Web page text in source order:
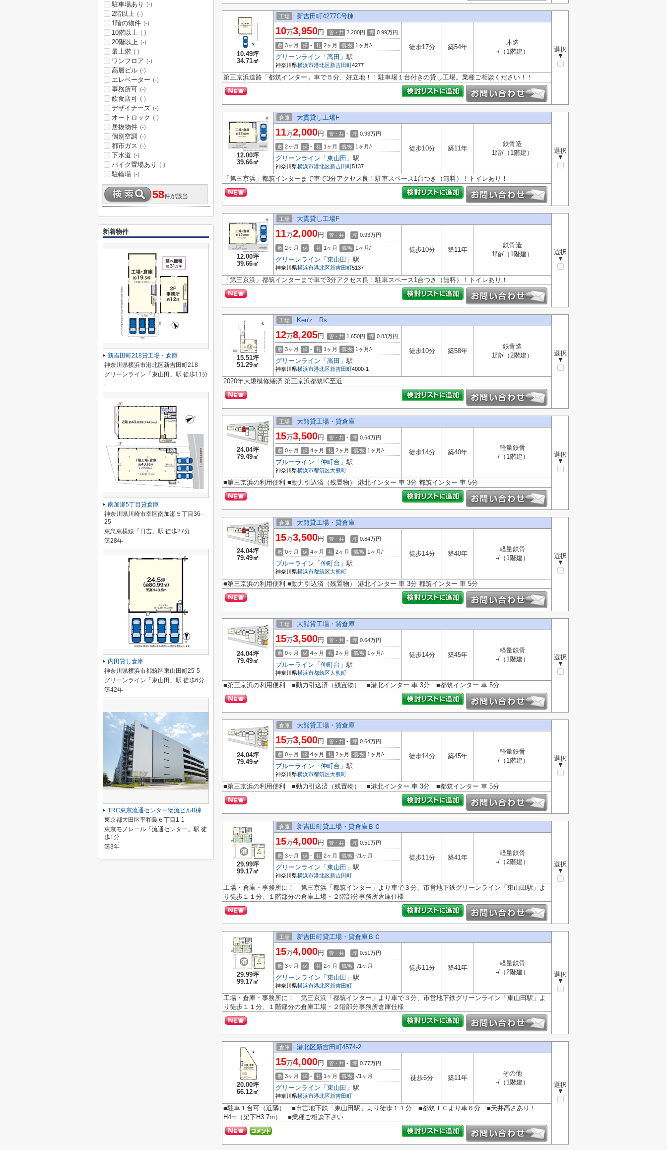
10.49坪
34.71㎡
工場 新吉田町4277C号棟
選択
▼
10万3,950円 管・共 2,200円 坪 0.99万円
敷 3ヶ月 保 - 礼 2ヶ月 償/敷 1ヶ月/-
グリーンライン 「 高田 」駅
神奈川県横浜市港北区 新吉田町4277
徒歩17分 築54年
木造
-/（1階建）
第三京浜道路「都筑インター」車で５分、好立地！！駐車場１台付きの貸し工場。業種ご相談ください！！
12.00坪
39.66㎡
倉庫 大貫貸し工場F
選択
▼
11万2,000円 管・共 - 坪 0.93万円
敷 2ヶ月 保 - 礼 1ヶ月 償/敷 1ヶ月/-
グリーンライン 「 東山田 」駅
神奈川県横浜市港北区 新吉田町5137
徒歩10分 築11年
鉄骨造
1階/（1階建）
「第三京浜」都筑インターまで車で3分アクセス良！駐車スペース1台つき（無料）！トイレあり！
12.00坪
39.66㎡
工場 大貫貸し工場F
選択
▼
11万2,000円 管・共 - 坪 0.93万円
敷 2ヶ月 保 - 礼 1ヶ月 償/敷 1ヶ月/-
グリーンライン 「 東山田 」駅
神奈川県横浜市港北区 新吉田町5137
徒歩10分 築11年
鉄骨造
1階/（1階建）
「第三京浜」都筑インターまで車で3分アクセス良！駐車スペース1台つき（無料）！トイレあり！
15.51坪
51.29㎡
工場 Ken'z Rs
選択
▼
12万8,205円 管・共 1,650円 坪 0.83万円
敷 3ヶ月 保 - 礼 1ヶ月 償/敷 1ヶ月/-
グリーンライン 「 高田 」駅
神奈川県横浜市港北区 新吉田町4000-1
徒歩10分 築58年
鉄骨造
1階/（2階建）
2020年大規模修繕済 第三京浜都筑IC至近
24.04坪
79.49㎡
工場 大熊貸工場・貸倉庫
選択
▼
15万3,500円 管・共 - 坪 0.64万円
敷 0ヶ月 保 4ヶ月 礼 2ヶ月 償/敷 1ヶ月/-
ブルーライン 「 仲町台 」駅
神奈川県横浜市都筑区大熊町
徒歩14分 築40年
軽量鉄骨
-/（1階建）
■第三京浜の利用便利 ■動力引込済（残置物） 港北インター 車 3分 都筑インター 車 5分
24.04坪
79.49㎡
倉庫 大熊貸工場・貸倉庫
選択
▼
15万3,500円 管・共 - 坪 0.64万円
敷 0ヶ月 保 4ヶ月 礼 2ヶ月 償/敷 1ヶ月/-
ブルーライン 「 仲町台 」駅
神奈川県横浜市都筑区大熊町
徒歩14分 築40年
軽量鉄骨
-/（1階建）
■第三京浜の利用便利 ■動力引込済（残置物） 港北インター 車 3分 都筑インター 車 5分
24.04坪
79.49㎡
工場 大熊貸工場・貸倉庫
選択
▼
15万3,500円 管・共 - 坪 0.64万円
敷 0ヶ月 保 4ヶ月 礼 2ヶ月 償/敷 1ヶ月/-
ブルーライン 「 仲町台 」駅
神奈川県横浜市都筑区大熊町
徒歩14分 築45年
軽量鉄骨
-/（1階建）
■第三京浜の利用便利 ■動力引込済（残置物） ■港北インター 車 3分 ■都筑インター 車 5分
24.04坪
79.49㎡
倉庫 大熊貸工場・貸倉庫
選択
▼
15万3,500円 管・共 - 坪 0.64万円
敷 0ヶ月 保 4ヶ月 礼 2ヶ月 償/敷 1ヶ月/-
ブルーライン 「 仲町台 」駅
神奈川県横浜市都筑区大熊町
徒歩14分 築45年
軽量鉄骨
-/（1階建）
■第三京浜の利用便利 ■動力引込済（残置物） ■港北インター 車 3分 ■都筑インター 車 5分
29.99坪
99.17㎡
倉庫 新吉田町貸工場・貸倉庫ＢＣ
選択
▼
15万4,000円 管・共 - 坪 0.51 万円
敷 3ヶ月 保 - 礼 2ヶ月 償/敷 -/1ヶ月
グリーンライン 「 東山田 」駅
神奈川県横浜市港北区 新吉田町
徒歩11分 築41年
軽量鉄骨
-/（2階建）
工場・倉庫・事務所に！ 第三京浜「都筑インター」より車で３分、市営地下鉄グリーンライン「東山田駅」よ
り徒歩１１分、１階部分の倉庫工場・２階部分事務所倉庫仕様
29.99坪
99.17㎡
工場 新吉田町貸工場・貸倉庫ＢＣ
選択
▼
15万4,000円 管・共 - 坪 0.51 万円
敷 3ヶ月 保 - 礼 2ヶ月 償/敷 -/1ヶ月
グリーンライン 「 東山田 」駅
神奈川県横浜市港北区 新吉田町
徒歩11分 築41年
軽量鉄骨
-/（2階建）
工場・倉庫・事務所に！ 第三京浜「都筑インター」より車で３分、市営地下鉄グリーンライン「東山田駅」よ
り徒歩１１分、１階部分の倉庫工場・２階部分事務所倉庫仕様
20.00坪
66.12㎡
倉庫 港北区新吉田町4574-2
選択
▼
15万4,000円 管・共 - 坪 0.77万円
敷 3ヶ月 保 - 礼 1ヶ月 償/敷 -/1ヶ月
グリーンライン 「 東山田 」駅
神奈川県横浜市港北区 新吉田町
徒歩6分 築11年
その他
-/（1階建）
■駐車１台可（近隣） ■市営地下鉄「東山田駅」より徒歩１１分 ■都筑ＩＣより車６分 ■天井高さあり！
H4m（梁下H3.7m） ■業種ご相談下さい
駐車場あり
(-)
2階以上 (-)
1階の物件 (-)
10階以上 (-)
20階以上 (-)
最上階 (-)
ワンフロア (-)
高層ビル (-)
エレベーター (-)
事務所可 (-)
飲食店可 (-)
デザイナーズ (-)
オートロック (-)
居抜物件 (-)
個別空調 (-)
都市ガス (-)
下水道 (-)
バイク置場あり (-)
駐輪場 (-)
58件が該当
新着物件
新吉田町218貸工場・倉庫
神奈川県横浜市港北区新吉田町218
グリーンライン「東山田」駅 徒歩11分
-
南加瀬5丁目貸倉庫
神奈川県川崎市幸区南加瀬５丁目36-
25
東急東横線「日吉」駅 徒歩27分
築28年
内田貸し倉庫
神奈川県横浜市都筑区東山田町25-5
グリーンライン「東山田」駅 徒歩6分
築42年
TRC東京流通センター物流ビルB棟
東京都大田区平和島６丁目1-1
東京モノレール「流通センター」駅 徒
歩1分
築3年